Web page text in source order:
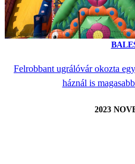
Felrobbant ugrálóvár okozta
háznál is
2023